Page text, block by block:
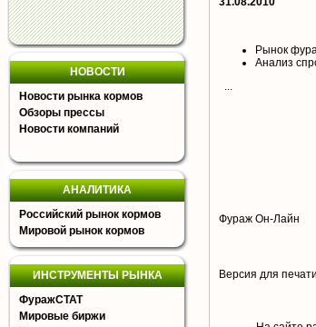
НОВОСТИ
Новости рынка кормов
Обзоры прессы
Новости компаний
АНАЛИТИКА
Российский рынок кормов
Мировой рынок кормов
ИНСТРУМЕНТЫ РЫНКА
ФуражСТАТ
Мировые биржи
Рынок
Анализ
...
Фураж Он-Лайн
Версия для печати